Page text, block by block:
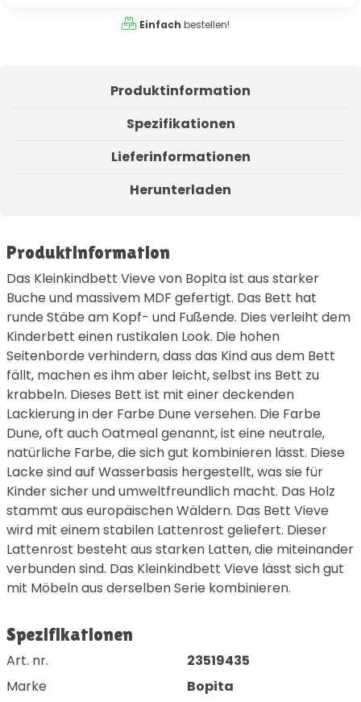
Einfach bestellen!
Produktinformation
Spezifikationen
Lieferinformationen
Herunterladen
Produktinformation
Das Kleinkindbett Vieve von Bopita ist aus starker
Buche und massivem MDF gefertigt. Das Bett hat
runde Stäbe am Kopf- und Fußende. Dies verleiht dem
Kinderbett einen rustikalen Look. Die hohen
Seitenborde verhindern, dass das Kind aus dem Bett
fällt, machen es ihm aber leicht, selbst ins Bett zu
krabbeln. Dieses Bett ist mit einer deckenden
Lackierung in der Farbe Dune versehen. Die Farbe
Dune, oft auch Oatmeal genannt, ist eine neutrale,
natürliche Farbe, die sich gut kombinieren lässt. Diese
Lacke sind auf Wasserbasis hergestellt, was sie für
Kinder sicher und umweltfreundlich macht. Das Holz
stammt aus europäischen Wäldern. Das Bett Vieve
wird mit einem stabilen Lattenrost geliefert. Dieser
Lattenrost besteht aus starken Latten, die miteinander
verbunden sind. Das Kleinkindbett Vieve lässt sich gut
mit Möbeln aus derselben Serie kombinieren.
Spezifikationen
Art. nr.
23519435
Marke
Bopita